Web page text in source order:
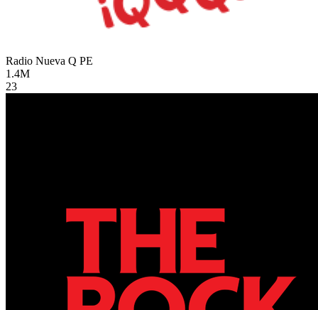
Radio Nueva Q PE
1.4M
23